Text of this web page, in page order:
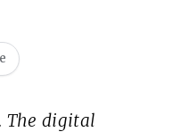
The digital